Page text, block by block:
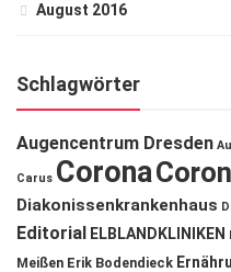
August 2016
Schlagwörter
Augencentrum Dresden
Carus Corona
Diakonissenkrankenhaus
Editorial ELBLANDKLINIKEN
Meißen Erik Bodendieck